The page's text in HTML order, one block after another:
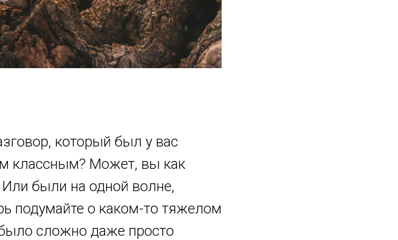
который был у вас
классным? Может, вы как
Или были на одной волне,
подумайте о каком-то тяжелом
сложно даже просто